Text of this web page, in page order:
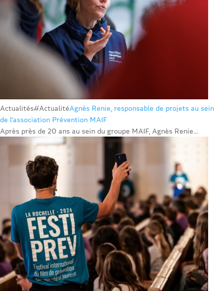
Actualités#ActualitéAgnès Renie, responsable de projets au sein
de l’association Prévention MAIF
Après près de 20 ans au sein du groupe MAIF, Agnès Renie...